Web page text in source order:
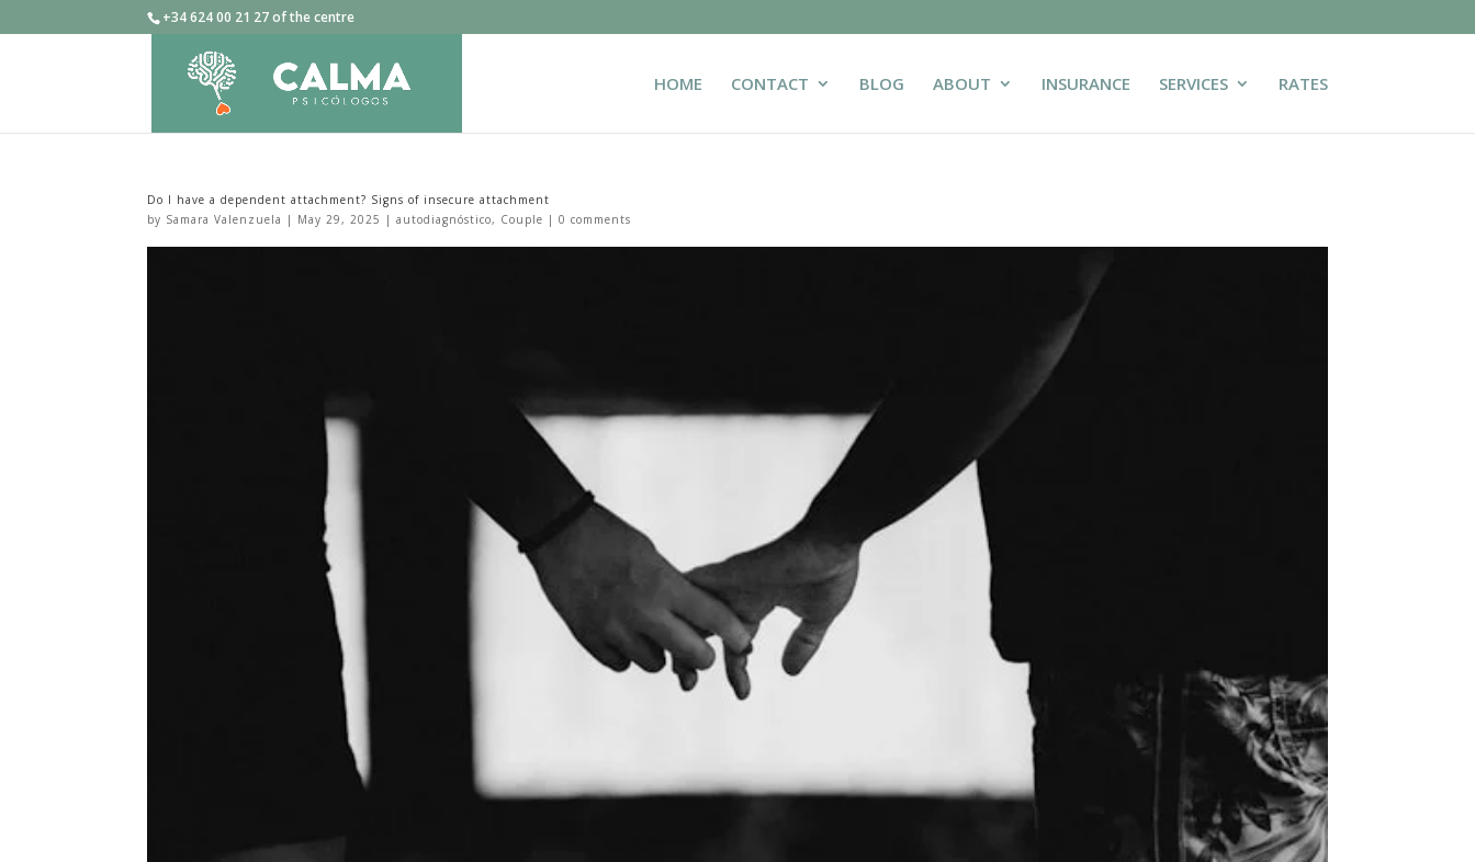
+34 624 00 21 27 of the centre
HOME CONTACT BLOG ABOUT INSURANCE SERVICES RATES
Do I have a dependent attachment? Signs of insecure attachment
by Samara Valenzuela | May 29, 2025 |autodiagnóstico, Couple |0 comments